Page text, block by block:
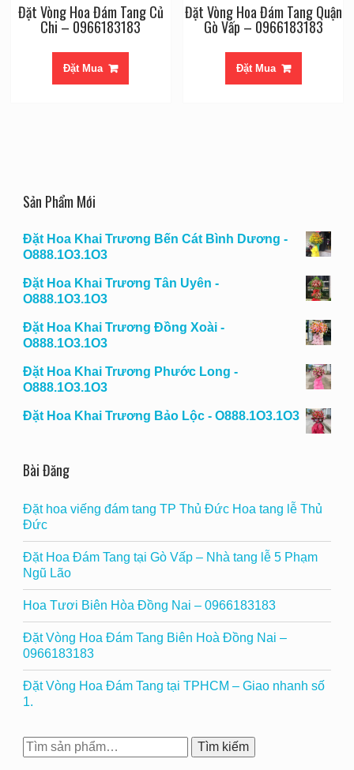
Đặt Vòng Hoa Đám Tang Củ
Chi – 0966183183
Đặt Mua
Đặt Vòng Hoa Đám Tang Quận
Gò Vấp – 0966183183
Đặt Mua
Sản Phẩm Mới
Đặt Hoa Khai Trương Bến Cát Bình Dương -
O888.1O3.1O3
Đặt Hoa Khai Trương Tân Uyên -
O888.1O3.1O3
Đặt Hoa Khai Trương Đồng Xoài -
O888.1O3.1O3
Đặt Hoa Khai Trương Phước Long -
O888.1O3.1O3
Đặt Hoa Khai Trương Bảo Lộc - O888.1O3.1O3
Bài Đăng
Đặt hoa viếng đám tang TP Thủ Đức Hoa tang lễ Thủ
Đức
Đặt Hoa Đám Tang tại Gò Vấp – Nhà tang lễ 5 Phạm
Ngũ Lão
Hoa Tươi Biên Hòa Đồng Nai – 0966183183
Đặt Vòng Hoa Đám Tang Biên Hoà Đồng Nai –
0966183183
Đặt Vòng Hoa Đám Tang tại TPHCM – Giao nhanh số
1.
Tìm
kiếm:
Tìm kiếm